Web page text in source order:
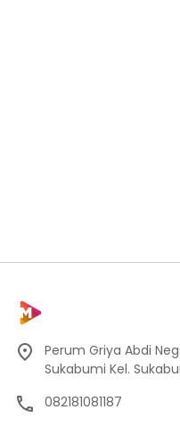
Perum Griya Abdi
Sukabumi Kel.
082181081187